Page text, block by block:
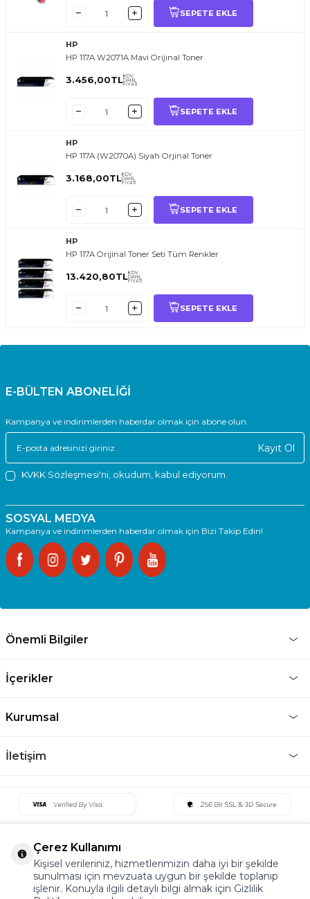
SEPETE EKLE
HP
HP 117A W2071A Mavi Orijinal Toner
3.456,00TLKDV
DAHİL
FİYATI
SEPETE EKLE
HP
HP 117A (W2070A) Siyah Orjinal Toner
3.168,00TLKDV
DAHİL
FİYATI
SEPETE EKLE
HP
HP 117A Orijinal Toner Seti Tüm Renkler
13.420,80TLKDV
DAHİL
FİYATI
SEPETE EKLE
E-BÜLTEN ABONELİĞİ
Kampanya ve indirimlerden haberdar olmak için abone olun.
Kayıt Ol
KVKK Sözleşmesi'ni , okudum, kabul ediyorum.
SOSYAL MEDYA
Kampanya ve indirimlerden haberdar olmak için Bizi Takip Edin!
Önemli Bilgiler
İçerikler
Kurumsal
İletişim
Çerez Kullanımı
Kişisel verileriniz, hizmetlerimizin daha iyi bir şekilde
sunulması için mevzuata uygun bir şekilde toplanıp
işlenir. Konuyla ilgili detaylı bilgi almak için Gizlilik